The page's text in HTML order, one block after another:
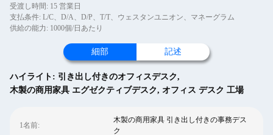
受渡し時間: 15 営業日
支払条件: L/C、D/A、D/P、T/T、ウェスタンユニオン、マネーグラム
供給の能力: 1000個/日あたり
細部 記述
ハイライト: 引き出し付きのオフィスデスク,
木製の商用家具 エグゼクティブデスク, オフィス デスク 工場
1名前:
木製の商用家具 引き出し付きの事務デス
ク